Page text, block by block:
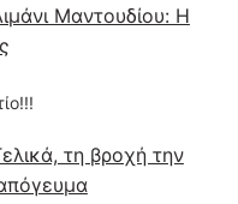
Μαντουδίου: Η
τη βροχή την